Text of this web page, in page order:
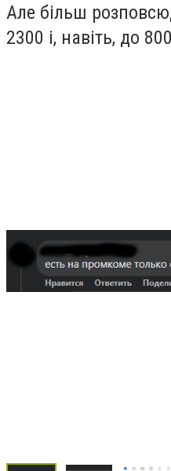
Але більш
2300 і, навіть, до